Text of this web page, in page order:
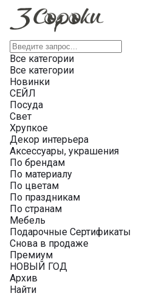
Все категории
Все категории
Новинки
СЕЙЛ
Посуда
Свет
Хрупкое
Декор интерьера
Аксессуары, украшения
По брендам
По материалу
По цветам
По праздникам
По странам
Мебель
Подарочные Сертификаты
Снова в продаже
Премиум
НОВЫЙ ГОД
Архив
Найти